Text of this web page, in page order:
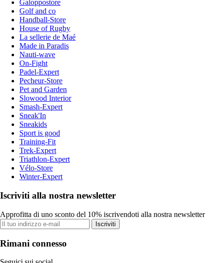
Galoppostore
Golf and co
Handball-Store
House of Rugby
La sellerie de Maé
Made in Paradis
Nauti-wave
On-Fight
Padel-Expert
Pecheur-Store
Pet and Garden
Slowood Interior
Smash-Expert
Sneak'In
Sneakids
Sport is good
Training-Fit
Trek-Expert
Triathlon-Expert
Vélo-Store
Winter-Expert
Iscriviti alla nostra newsletter
Approfitta di uno sconto del 10% iscrivendoti alla nostra newsletter
Iscriviti
Rimani connesso